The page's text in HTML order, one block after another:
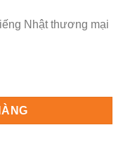
Nhật thương mại
không thể thiếu cho